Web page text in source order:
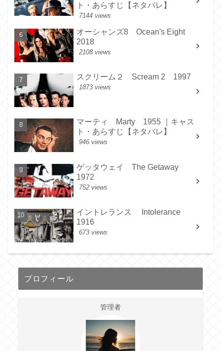
ト・あらすじ【ネタバレ】
7144 views
オーシャンズ8 Ocean's Eight
2018
2108 views
スクリーム２ Scream 2 1997
1873 views
マーティ Marty 1955 ｜キャス
ト・あらすじ【ネタバレ】
946 views
ゲッタウェイ The Getaway
1972
752 views
イントレランス Intolerance
1916
673 views
プロフィール
管理者